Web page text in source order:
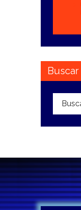
Buscar
Buscar: